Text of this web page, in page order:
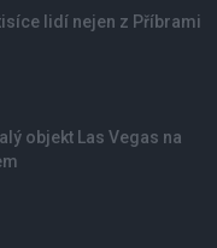
lidí nejen z Příbrami
objekt Las Vegas na